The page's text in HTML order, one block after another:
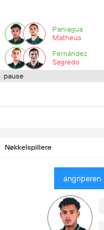
Paniagua
Matheus
Fernández
Sagredo
pause
Nøkkelspillere
angriperen